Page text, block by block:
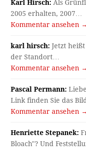
Karl Hirsch: Als
2005 erhalten, 2007…
Kommentar ansehen →
karl hirsch: Jetzt
der Standort…
Kommentar ansehen →
Pascal Permann:
Link finden Sie das
Kommentar ansehen →
Henriette Stepanek:
Bloach"? Und